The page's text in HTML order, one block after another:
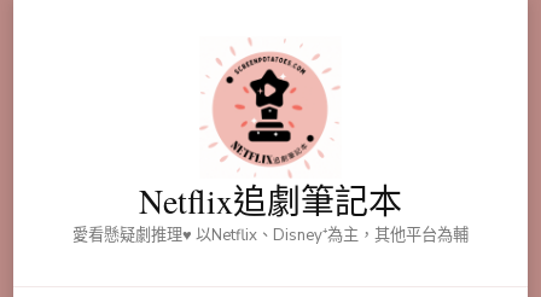
Netflix追劇筆記本
愛看懸疑劇推理♥ 以Netflix、Disney⁺為主，其他平台為輔